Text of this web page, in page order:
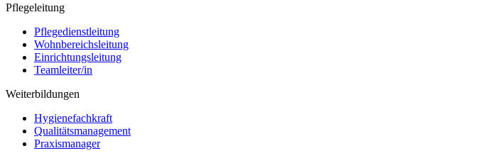
Pflegeleitung
Pflegedienstleitung
Wohnbereichsleitung
Einrichtungsleitung
Teamleiter/in
Weiterbildungen
Hygienefachkraft
Qualitätsmanagement
Praxismanager